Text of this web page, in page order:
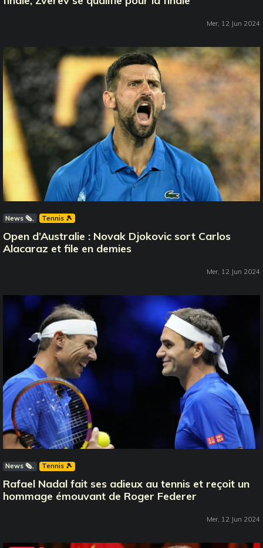
Mer, 12 Jun 2024
News 🗞️ Tennis 🎾
Open d’Australie : Novak Djokovic sort Carlos
Alacaraz et file en demies
Mer, 12 Jun 2024
News 🗞️ Tennis 🎾
Rafael Nadal fait ses adieux au tennis et reçoit un
hommage émouvant de Roger Federer
Mer, 12 Jun 2024